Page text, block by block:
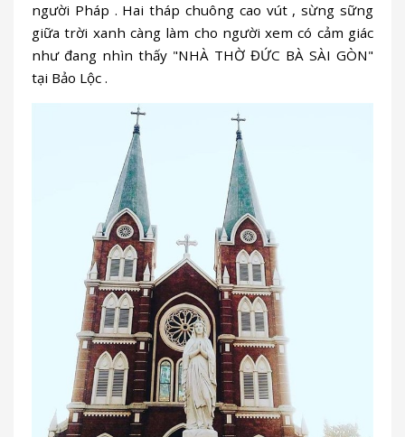
người Pháp . Hai tháp chuông cao vút , sừng sững
giữa trời xanh càng làm cho người xem có cảm giác
như đang nhìn thấy "NHÀ THỜ ĐỨC BÀ SÀI GÒN"
tại Bảo Lộc .